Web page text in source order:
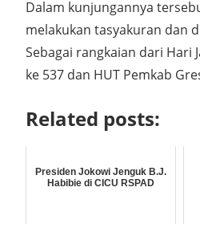
Dalam kunjungannya
melakukan tasyakuran dan
Sebagai rangkaian dari Hari
ke 537 dan HUT Pemkab
Related posts:
Presiden Jokowi Jenguk B.J.
Habibie di CICU RSPAD